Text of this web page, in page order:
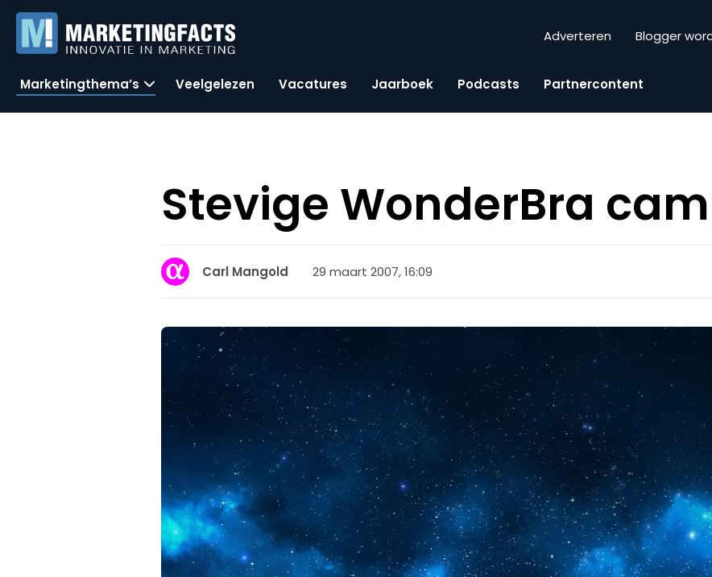
Adverteren Blogger
Marketingthema’s Veelgelezen Vacatures Jaarboek Podcasts Partnercontent
Stevige WonderBra
Carl Mangold 29 maart 2007, 16:09